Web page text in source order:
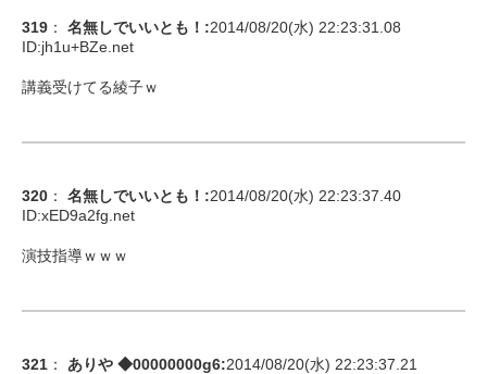
319 ： 名無しでいいとも！ :2014/08/20(水) 22:23:31.08
ID:jh1u+BZe.net
講義受けてる綾子ｗ
320 ： 名無しでいいとも！ :2014/08/20(水) 22:23:37.40
ID:xED9a2fg.net
演技指導ｗｗｗ
321 ： ありや ◆00000000g6:2014/08/20(水) 22:23:37.21